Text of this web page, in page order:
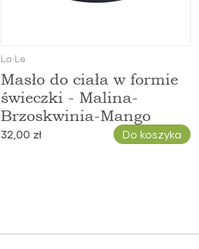
La∙Le
Masło do ciała w formie
świeczki - Malina-
Brzoskwinia-Mango
32,00 zł Do koszyka